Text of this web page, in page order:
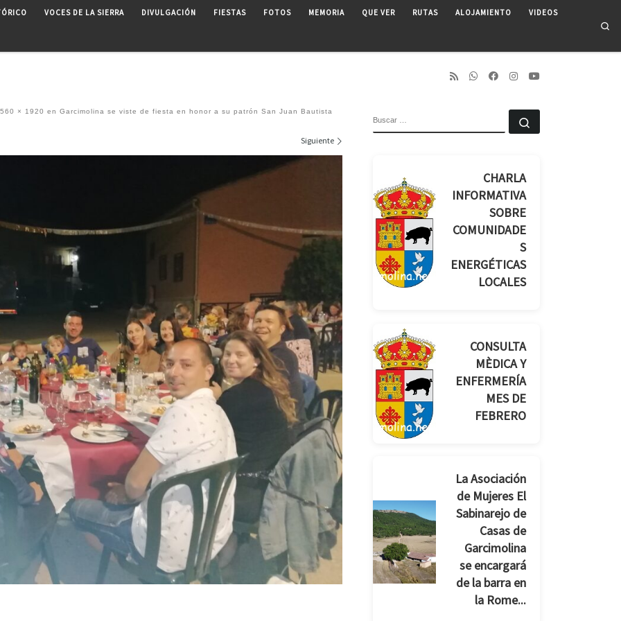
VOCES DE LA SIERRA DIVULGACIÓN FIESTAS FOTOS MEMORIA QUE VER RUTAS ALOJAMIENTO VIDEOS
× 1920 en Garcimolina se viste de fiesta en honor a su patrón San Juan Bautista
Siguiente
CHARLA
INFORMATIVA
SOBRE
COMUNIDADE
S
ENERGÉTICAS
LOCALES
CONSULTA
MÈDICA Y
ENFERMERÍA
MES DE
FEBRERO
La Asociación
de Mujeres El
Sabinarejo de
Casas de
Garcimolina
se encargará
de la barra en
la Rome...